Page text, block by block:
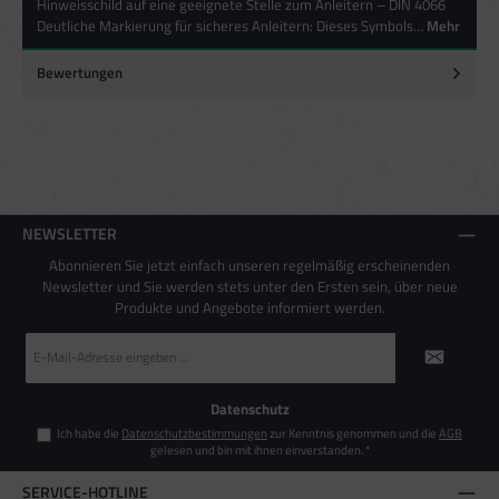
Deutliche Markierung für sicheres Anleitern: Dieses Symbols… Mehr
Bewertungen
NEWSLETTER
Abonnieren Sie jetzt einfach unseren regelmäßig erscheinenden
Newsletter und Sie werden stets unter den Ersten sein, über neue
Produkte und Angebote informiert werden.
Mail-
*
Datenschutz
Ich habe die Datenschutzbestimmungenzur Kenntnis genommen und dieAGB
gelesen und bin mit ihnen einverstanden.*
SERVICE-HOTLINE
Verwendung genauer Standortdaten
Endgeräteeigenschaften zur Identifikation aktiv abfragen